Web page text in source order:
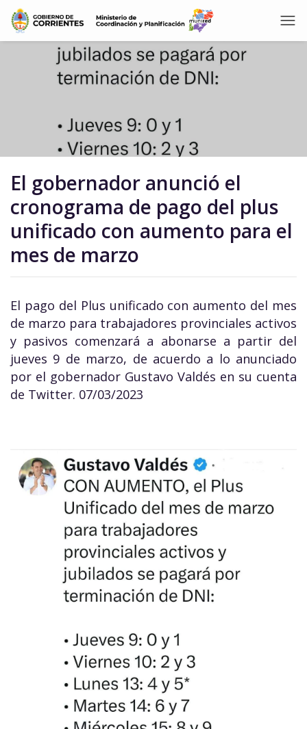
El gobernador anunció el
cronograma de pago del plus
unificado con aumento para el
mes de marzo
El pago del Plus unificado con aumento del mes
de marzo para trabajadores provinciales activos
y pasivos comenzará a abonarse a partir del
jueves 9 de marzo, de acuerdo a lo anunciado
por el gobernador Gustavo Valdés en su cuenta
de Twitter. 07/03/2023